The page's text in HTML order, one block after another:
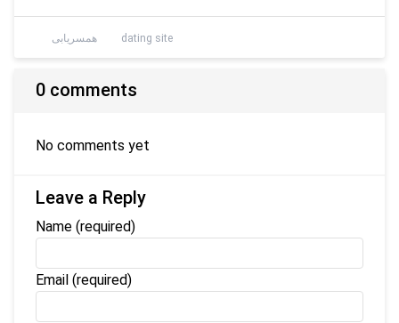
همسریابی dating site
0 comments
No comments yet
Leave a Reply
Name (required)
Email (required)